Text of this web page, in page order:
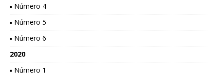
▪ Número 4
▪ Número 5
▪ Número 6
2020
▪ Número 1